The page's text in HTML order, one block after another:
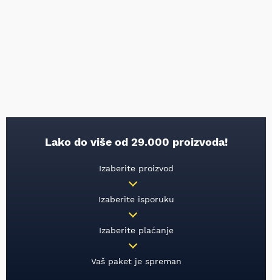
Lako do više od 29.000 proizvoda!
Izaberite proizvod
Izaberite isporuku
Izaberite plaćanje
Vaš paket je spreman